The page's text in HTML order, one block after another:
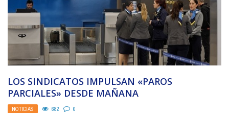
LOS SINDICATOS IMPULSAN «PAROS
PARCIALES» DESDE MAÑANA
NOTICIAS 682 0